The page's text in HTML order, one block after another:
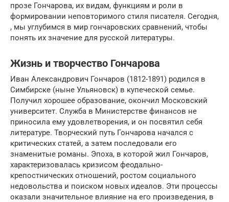
прозе Гончарова, их видам, функциям и роли в
формировании неповторимого стиля писателя. Сегодня,
, мы углубимся в мир гончаровских сравнений, чтобы
понять их значение для русской литературы.
Жизнь и творчество Гончарова
Иван Александрович Гончаров (1812-1891) родился в
Симбирске (ныне Ульяновск) в купеческой семье.
Получил хорошее образование, окончил Московский
университет. Служба в Министерстве финансов не
приносила ему удовлетворения, и он посвятил себя
литературе. Творческий путь Гончарова начался с
критических статей, а затем последовали его
знаменитые романы. Эпоха, в которой жил Гончаров,
характеризовалась кризисом феодально-
крепостнических отношений, ростом социального
недовольства и поиском новых идеалов. Эти процессы
оказали значительное влияние на его произведения, в